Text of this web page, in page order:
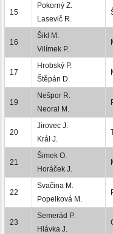
15
Pokorný Z.
Lasevič R.
16
Šikl M.
Vilímek P.
17
Hrobský P.
Štěpán D.
19
Nešpor R.
Neoral M.
20
Jirovec J.
Král J.
21
Šimek O.
Horáček J.
22
Svačina M.
Popelková M.
23
Semerád P.
Hlávka J.